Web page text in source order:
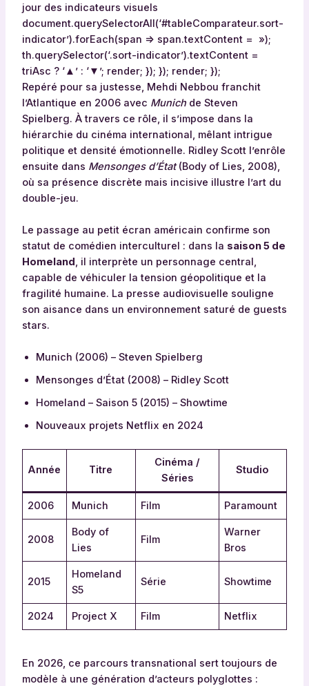
jour des indicateurs visuels
document.querySelectorAll(‘#tableComparateur.sort-
indicator’).forEach(span => span.textContent = »);
th.querySelector(‘.sort-indicator’).textContent =
triAsc ? ‘▲’ : ‘▼’; render; }); }); render; });
Repéré pour sa justesse, Mehdi Nebbou franchit
l’Atlantique en 2006 avec Munichde Steven
Spielberg. À travers ce rôle, il s’impose dans la
hiérarchie du cinéma international, mêlant intrigue
politique et densité émotionnelle. Ridley Scott l’enrôle
ensuite dans Mensonges d’État(Body of Lies, 2008),
où sa présence discrète mais incisive illustre l’art du
double-jeu.
Le passage au petit écran américain confirme son
statut de comédien interculturel : dans la saison 5 de
Homeland, il interprète un personnage central,
capable de véhiculer la tension géopolitique et la
fragilité humaine. La presse audiovisuelle souligne
son aisance dans un environnement saturé de guests
stars.
Munich (2006) – Steven Spielberg
Mensonges d’État (2008) – Ridley Scott
Homeland – Saison 5 (2015) – Showtime
Nouveaux projets Netflix en 2024
Année Titre
Cinéma /
Séries
Studio
2006 Munich Film Paramount
2008
Body of
Lies
Film
Warner
Bros
2015
Homeland
S5
Série Showtime
2024 Project X Film Netflix
En 2026, ce parcours transnational sert toujours de
modèle à une génération d’acteurs polyglottes :